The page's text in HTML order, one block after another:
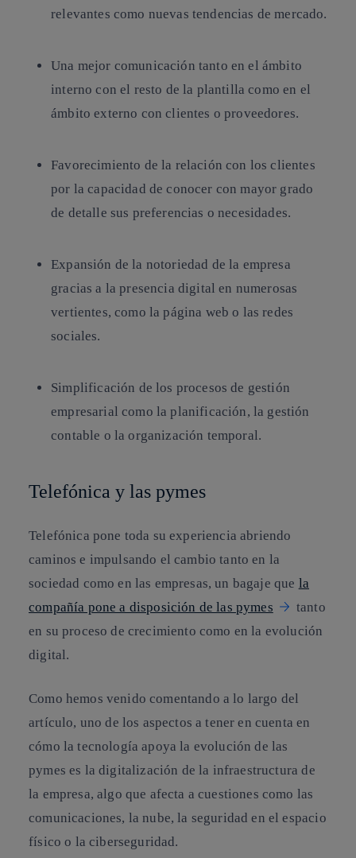
relevantes como nuevas tendencias de mercado.
Una mejor comunicación tanto en el ámbito
interno con el resto de la plantilla como en el
ámbito externo con clientes o proveedores.
Favorecimiento de la relación con los clientes
por la capacidad de conocer con mayor grado
de detalle sus preferencias o necesidades.
Expansión de la notoriedad de la empresa
gracias a la presencia digital en numerosas
vertientes, como la página web o las redes
sociales.
Simplificación de los procesos de gestión
empresarial como la planificación, la gestión
contable o la organización temporal.
Telefónica y las pymes
Telefónica pone toda su experiencia abriendo
caminos e impulsando el cambio tanto en la
sociedad como en las empresas, un bagaje que la
compañía pone a disposición de las pymes
tanto
en su proceso de crecimiento como en la evolución
digital.
Como hemos venido comentando a lo largo del
artículo, uno de los aspectos a tener en cuenta en
cómo la tecnología apoya la evolución de las
pymes es la digitalización de la infraestructura de
la empresa, algo que afecta a cuestiones como las
comunicaciones, la nube, la seguridad en el espacio
físico o la ciberseguridad.